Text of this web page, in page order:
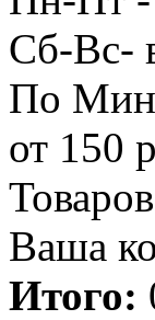
Сб-Вс-
По
от 150
Ваша
Итого: